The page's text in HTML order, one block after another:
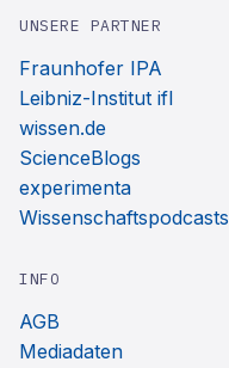
UNSERE PARTNER
Fraunhofer IPA
Leibniz-Institut ifl
wissen.de
ScienceBlogs
experimenta
Wissenschaftspodcasts
INFO
AGB
Mediadaten